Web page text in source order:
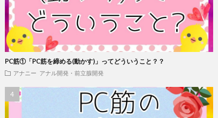
PC筋①「PC筋を締める(動かす)」ってどういうこと？？
アナニー アナル開発・前立腺開発